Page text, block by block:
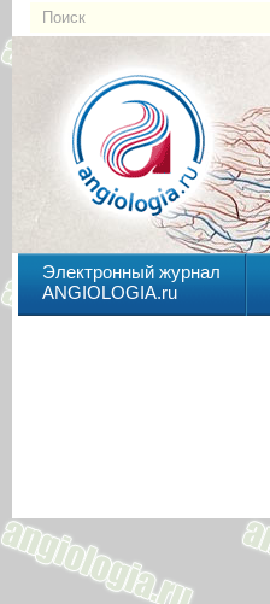
Электронный журнал
ANGIOLOGIA.ru